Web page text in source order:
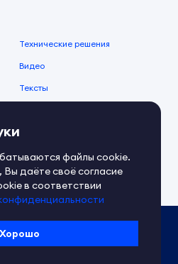
Технические решения
Видео
Тексты
Справочный центр
Обратная связь
файлы cookie.
даёте своё согласие
в соответствии
Хорошо